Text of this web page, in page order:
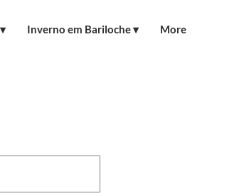
Inverno em Bariloche ▾ More